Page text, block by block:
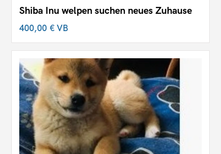
Shiba Inu welpen suchen neues Zuhause
400,00 €VB